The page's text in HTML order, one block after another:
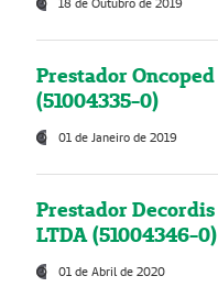
Prestador
(51004335-0)
01 de Janeiro de 2019
Prestador
LTDA (51004346-0)
01 de Abril de 2020